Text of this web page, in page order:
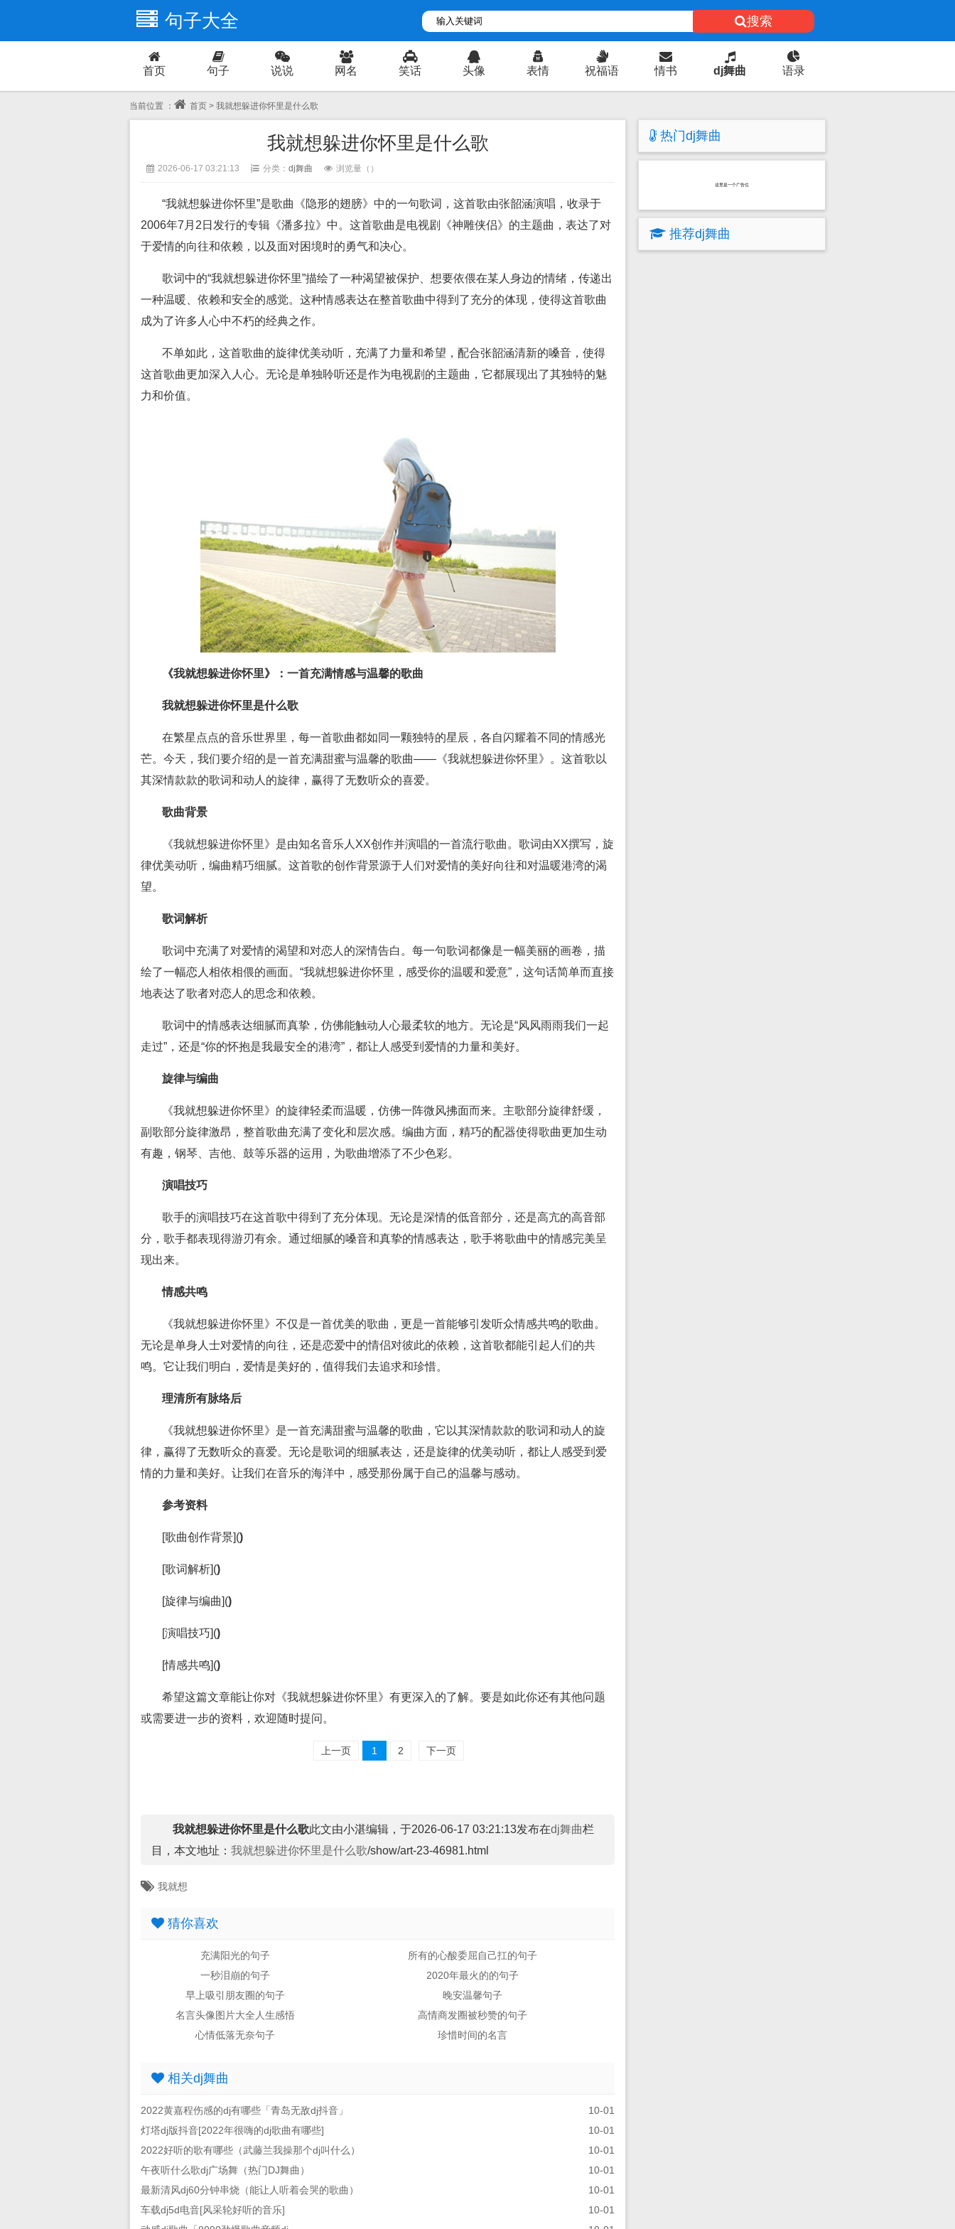
句子大全 搜索
首页 句子 说说 网名 笑话 头像 表情 祝福语 情书 dj舞曲 语录
爱情
当前位置 ： 首页 > 我就想躲进你怀里是什么歌
我就想躲进你怀里是什么歌
2026-06-17 03:21:13 分类： dj舞曲 浏览量（ ）
“我就想躲进你怀里”是歌曲《隐形的翅膀》中的一句歌词，这首歌由张韶涵演唱，收录于
2006年7月2日发行的专辑《潘多拉》中。这首歌曲是电视剧《神雕侠侣》的主题曲，表达了对
于爱情的向往和依赖，以及面对困境时的勇气和决心。
歌词中的“我就想躲进你怀里”描绘了一种渴望被保护、想要依偎在某人身边的情绪，传递出
一种温暖、依赖和安全的感觉。这种情感表达在整首歌曲中得到了充分的体现，使得这首歌曲
成为了许多人心中不朽的经典之作。
不单如此，这首歌曲的旋律优美动听，充满了力量和希望，配合张韶涵清新的嗓音，使得
这首歌曲更加深入人心。无论是单独聆听还是作为电视剧的主题曲，它都展现出了其独特的魅
力和价值。
《我就想躲进你怀里》：一首充满情感与温馨的歌曲
我就想躲进你怀里是什么歌
在繁星点点的音乐世界里，每一首歌曲都如同一颗独特的星辰，各自闪耀着不同的情感光
芒。今天，我们要介绍的是一首充满甜蜜与温馨的歌曲——《我就想躲进你怀里》。这首歌以
其深情款款的歌词和动人的旋律，赢得了无数听众的喜爱。
歌曲背景
《我就想躲进你怀里》是由知名音乐人XX创作并演唱的一首流行歌曲。歌词由XX撰写，旋
律优美动听，编曲精巧细腻。这首歌的创作背景源于人们对爱情的美好向往和对温暖港湾的渴
望。
歌词解析
歌词中充满了对爱情的渴望和对恋人的深情告白。每一句歌词都像是一幅美丽的画卷，描
绘了一幅恋人相依相偎的画面。“我就想躲进你怀里，感受你的温暖和爱意”，这句话简单而直接
地表达了歌者对恋人的思念和依赖。
歌词中的情感表达细腻而真挚，仿佛能触动人心最柔软的地方。无论是“风风雨雨我们一起
走过”，还是“你的怀抱是我最安全的港湾”，都让人感受到爱情的力量和美好。
旋律与编曲
《我就想躲进你怀里》的旋律轻柔而温暖，仿佛一阵微风拂面而来。主歌部分旋律舒缓，
副歌部分旋律激昂，整首歌曲充满了变化和层次感。编曲方面，精巧的配器使得歌曲更加生动
有趣，钢琴、吉他、鼓等乐器的运用，为歌曲增添了不少色彩。
演唱技巧
歌手的演唱技巧在这首歌中得到了充分体现。无论是深情的低音部分，还是高亢的高音部
分，歌手都表现得游刃有余。通过细腻的嗓音和真挚的情感表达，歌手将歌曲中的情感完美呈
现出来。
情感共鸣
《我就想躲进你怀里》不仅是一首优美的歌曲，更是一首能够引发听众情感共鸣的歌曲。
无论是单身人士对爱情的向往，还是恋爱中的情侣对彼此的依赖，这首歌都能引起人们的共
鸣。它让我们明白，爱情是美好的，值得我们去追求和珍惜。
理清所有脉络后
《我就想躲进你怀里》是一首充满甜蜜与温馨的歌曲，它以其深情款款的歌词和动人的旋
律，赢得了无数听众的喜爱。无论是歌词的细腻表达，还是旋律的优美动听，都让人感受到爱
情的力量和美好。让我们在音乐的海洋中，感受那份属于自己的温馨与感动。
参考资料
[歌曲创作背景]()
[歌词解析]()
[旋律与编曲]()
[演唱技巧]()
[情感共鸣]()
希望这篇文章能让你对《我就想躲进你怀里》有更深入的了解。要是如此你还有其他问题
或需要进一步的资料，欢迎随时提问。
上一页 1 2 下一页
我就想躲进你怀里是什么歌此文由小湛编辑，于2026-06-17 03:21:13发布在dj舞曲栏
目，本文地址： 我就想躲进你怀里是什么歌/show/art-23-46981.html
我就想
猜你喜欢
充满阳光的句子
所有的心酸委屈自己扛的句子
一秒泪崩的句子
2020年最火的的句子
早上吸引朋友圈的句子
晚安温馨句子
名言头像图片大全人生感悟
高情商发圈被秒赞的句子
心情低落无奈句子
珍惜时间的名言
相关dj舞曲
2022黄嘉程伤感的dj有哪些「青岛无敌dj抖音」
10-01
灯塔dj版抖音[2022年很嗨的dj歌曲有哪些]
10-01
2022好听的歌有哪些（武藤兰我操那个dj叫什么）
10-01
午夜听什么歌dj广场舞（热门DJ舞曲）
10-01
最新清风dj60分钟串烧（能让人听着会哭的歌曲）
10-01
车载dj5d电音[风采轮好听的音乐]
10-01
热门dj舞曲
这里是一个广告位
推荐dj舞曲